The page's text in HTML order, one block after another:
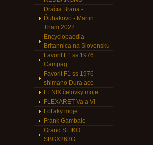
Dračia Brana -
Ďubakovo - Martin
Tham 2022
Encyclopaedia
Britannica na Slovensku
Favorit F1 ss 1976
Campag.
Favorit F1 ss 1976
shimano Dura ace
FENIX čelovky moje
FLEXARET Va a VI
Foťaky moje
Frank Gambale
Grand SEIKO
SBGX263G